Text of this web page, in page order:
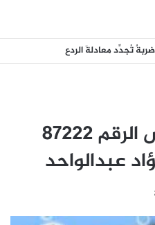
تُجدِّد معادلةَ الردع
يمن موبايل تخصص الرقم 87222
عبدالواحد